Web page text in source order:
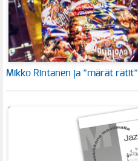
Mikko Rintanen ja ”märät rätit”